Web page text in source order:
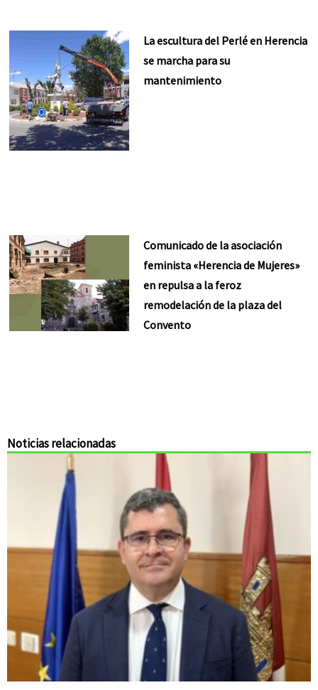
La escultura del Perlé en Herencia
se marcha para su
mantenimiento
Comunicado de la asociación
feminista «Herencia de Mujeres»
en repulsa a la feroz
remodelación de la plaza del
Convento
Noticias relacionadas